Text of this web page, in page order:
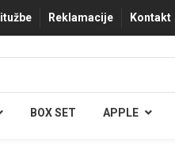
Reklamacije Kontakt
BOX SET APPLE